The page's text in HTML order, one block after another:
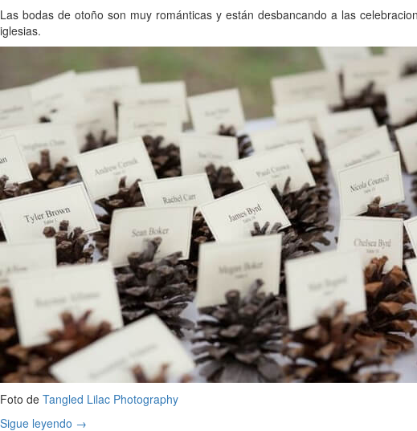
Las bodas de otoño son muy románticas y están desbancando a las
iglesias.
Foto de Tangled Lilac Photography
Sigue leyendo →